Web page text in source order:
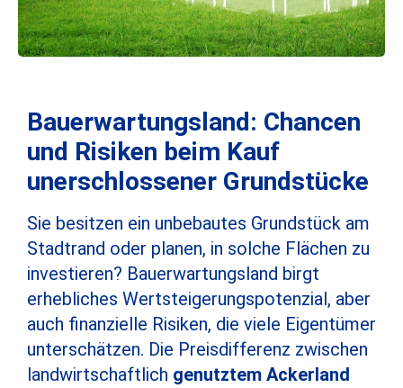
Bauerwartungsland: Chancen
und Risiken beim Kauf
unerschlossener Grundstücke
Sie besitzen ein unbebautes Grundstück am
Stadtrand oder planen, in solche Flächen zu
investieren? Bauerwartungsland birgt
erhebliches Wertsteigerungspotenzial, aber
auch finanzielle Risiken, die viele Eigentümer
unterschätzen. Die Preisdifferenz zwischen
landwirtschaftlich genutztem Ackerland